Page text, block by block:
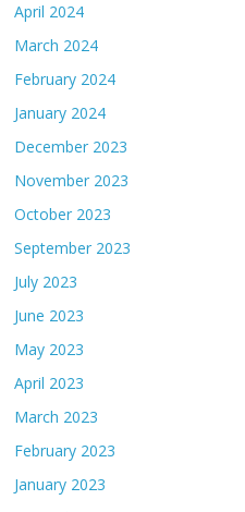
April 2024
March 2024
February 2024
January 2024
December 2023
November 2023
October 2023
September 2023
July 2023
June 2023
May 2023
April 2023
March 2023
February 2023
January 2023